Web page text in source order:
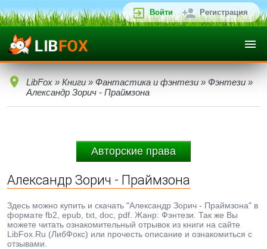
Войти Регистрация
LibFox » Книги » Фантастика и фэнтези » Фэнтези »
Александр Зорич - Праймзона
Авторские права
Александр Зорич - Праймзона
Здесь можно купить и скачать "Александр Зорич - Праймзона" в
формате fb2, epub, txt, doc, pdf. Жанр: Фэнтези. Так же Вы
можете читать ознакомительный отрывок из книги на сайте
LibFox.Ru (ЛибФокс) или прочесть описание и ознакомиться с
отзывами.